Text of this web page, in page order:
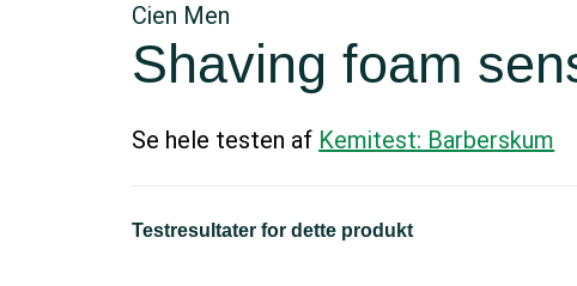
Cien Men
Shaving foam
Se hele testen af Kemitest: Barberskum
Testresultater for dette produkt